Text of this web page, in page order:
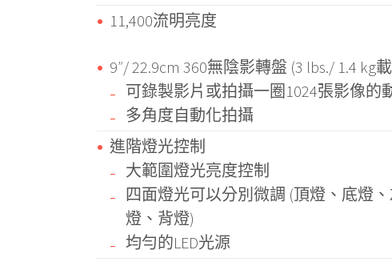
11,400流明亮度
9″/ 22.9cm 360無陰影轉盤 (3 lbs./ 1.4 kg
可錄製影片或拍攝一圈1024張影像的
多角度自動化拍攝
進階燈光控制
大範圍燈光亮度控制
四面燈光可以分別微調 (頂燈、底燈
燈、背燈)
均勻的LED光源